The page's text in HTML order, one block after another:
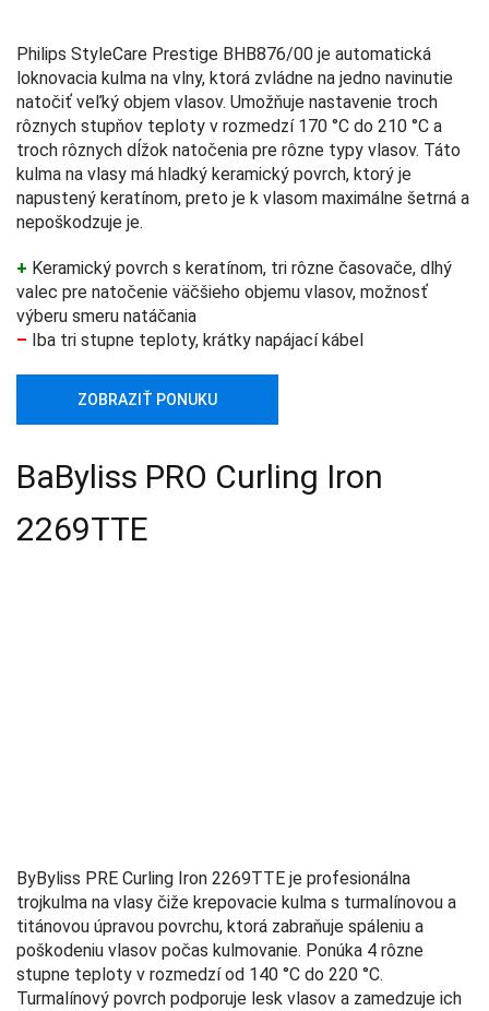
Philips StyleCare Prestige BHB876/00 je automatická
loknovacia kulma na vlny, ktorá zvládne na jedno navinutie
natočiť veľký objem vlasov. Umožňuje nastavenie troch
rôznych stupňov teploty v rozmedzí 170 °C do 210 °C a
troch rôznych dĺžok natočenia pre rôzne typy vlasov. Táto
kulma na vlasy má hladký keramický povrch, ktorý je
napustený keratínom, preto je k vlasom maximálne šetrná a
nepoškodzuje je.
+ Keramický povrch s keratínom, tri rôzne časovače, dlhý
valec pre natočenie väčšieho objemu vlasov, možnosť
výberu smeru natáčania
– Iba tri stupne teploty, krátky napájací kábel
ZOBRAZIŤ PONUKU
BaByliss PRO Curling Iron
2269TTE
ByByliss PRE Curling Iron 2269TTE je profesionálna
trojkulma na vlasy čiže krepovacie kulma s turmalínovou a
titánovou úpravou povrchu, ktorá zabraňuje spáleniu a
poškodeniu vlasov počas kulmovanie. Ponúka 4 rôzne
stupne teploty v rozmedzí od 140 °C do 220 °C.
Turmalínový povrch podporuje lesk vlasov a zamedzuje ich